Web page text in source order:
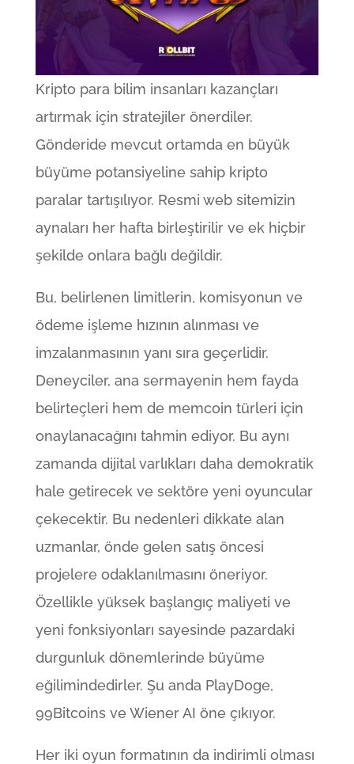
Kripto para bilim insanları kazançları
artırmak için stratejiler önerdiler.
Gönderide mevcut ortamda en büyük
büyüme potansiyeline sahip kripto
paralar tartışılıyor. Resmi web sitemizin
aynaları her hafta birleştirilir ve ek hiçbir
şekilde onlara bağlı değildir.
Bu, belirlenen limitlerin, komisyonun ve
ödeme işleme hızının alınması ve
imzalanmasının yanı sıra geçerlidir.
Deneyciler, ana sermayenin hem fayda
belirteçleri hem de memcoin türleri için
onaylanacağını tahmin ediyor. Bu aynı
zamanda dijital varlıkları daha demokratik
hale getirecek ve sektöre yeni oyuncular
çekecektir. Bu nedenleri dikkate alan
uzmanlar, önde gelen satış öncesi
projelere odaklanılmasını öneriyor.
Özellikle yüksek başlangıç ​​maliyeti ve
yeni fonksiyonları sayesinde pazardaki
durgunluk dönemlerinde büyüme
eğilimindedirler. Şu anda PlayDoge,
99Bitcoins ve Wiener AI öne çıkıyor.
Her iki oyun formatının da indirimli olması